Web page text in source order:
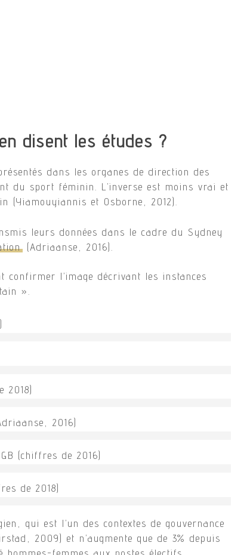
disent les études ?
dans les organes de direction des
du sport féminin. L’inverse est moins vrai et
(Yiamouyiannis et Osborne, 2012).
leurs données dans le cadre du Sydney
(Adriaanse, 2016).
l’image décrivant les instances
».
2018)
2016)
(chiffres de 2016)
de 2018)
qui est l’un des contextes de gouvernance
2009) et n’augmente que de 3% depuis